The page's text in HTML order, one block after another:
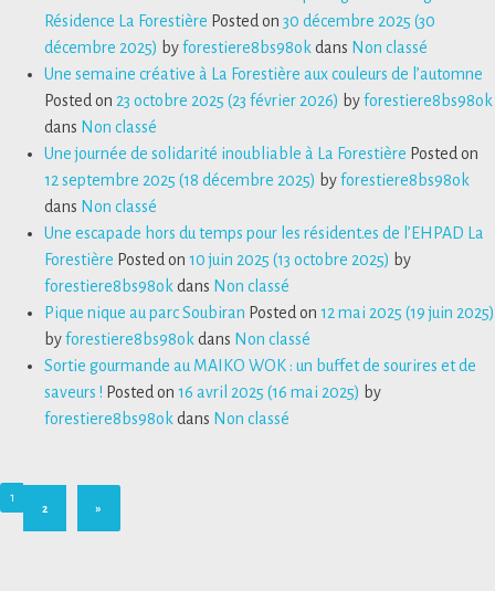
Résidence La Forestière Posted on 30 décembre 2025 (30
décembre 2025) byforestiere8bs98ok dans Non classé
Une semaine créative à La Forestière aux couleurs de l’automne
Posted on 23 octobre 2025 (23 février 2026) byforestiere8bs98ok
dans Non classé
Une journée de solidarité inoubliable à La Forestière Posted on
12 septembre 2025 (18 décembre 2025) byforestiere8bs98ok
dans Non classé
Une escapade hors du temps pour les résident.es de l’EHPAD La
Forestière Posted on 10 juin 2025 (13 octobre 2025) by
forestiere8bs98ok dans Non classé
Pique nique au parc Soubiran Posted on 12 mai 2025 (19 juin 2025)
byforestiere8bs98ok dans Non classé
Sortie gourmande au MAIKO WOK : un buffet de sourires et de
saveurs ! Posted on 16 avril 2025 (16 mai 2025) by
forestiere8bs98ok dans Non classé
1
2
»